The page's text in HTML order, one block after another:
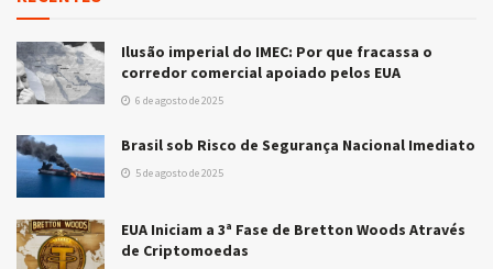
Ilusão imperial do IMEC: Por que fracassa o
corredor comercial apoiado pelos EUA
6 de agosto de 2025
Brasil sob Risco de Segurança Nacional Imediato
5 de agosto de 2025
EUA Iniciam a 3ª Fase de Bretton Woods Através
de Criptomoedas